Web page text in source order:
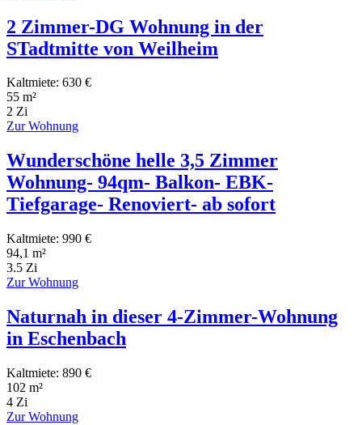
2 Zimmer-DG Wohnung in der
STadtmitte von Weilheim
Kaltmiete: 630 €
55 m²
2 Zi
Zur Wohnung
Wunderschöne helle 3,5 Zimmer
Wohnung- 94qm- Balkon- EBK-
Tiefgarage- Renoviert- ab sofort
Kaltmiete: 990 €
94,1 m²
3.5 Zi
Zur Wohnung
Naturnah in dieser 4-Zimmer-Wohnung
in Eschenbach
Kaltmiete: 890 €
102 m²
4 Zi
Zur Wohnung